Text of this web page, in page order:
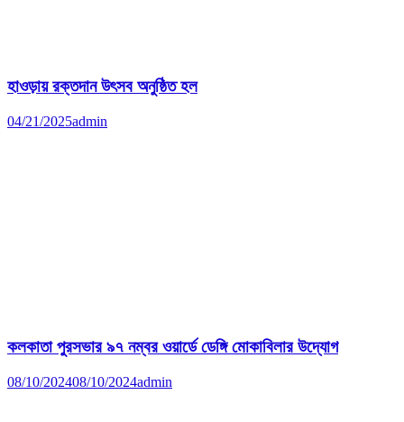
হাওড়ায় রক্তদান উৎসব অনুষ্ঠিত হল
04/21/2025admin
কলকাতা পুরসভার ৯৭ নম্বর ওয়ার্ডে ডেঙ্গি মোকাবিলার উদ্যোগ
08/10/202408/10/2024admin